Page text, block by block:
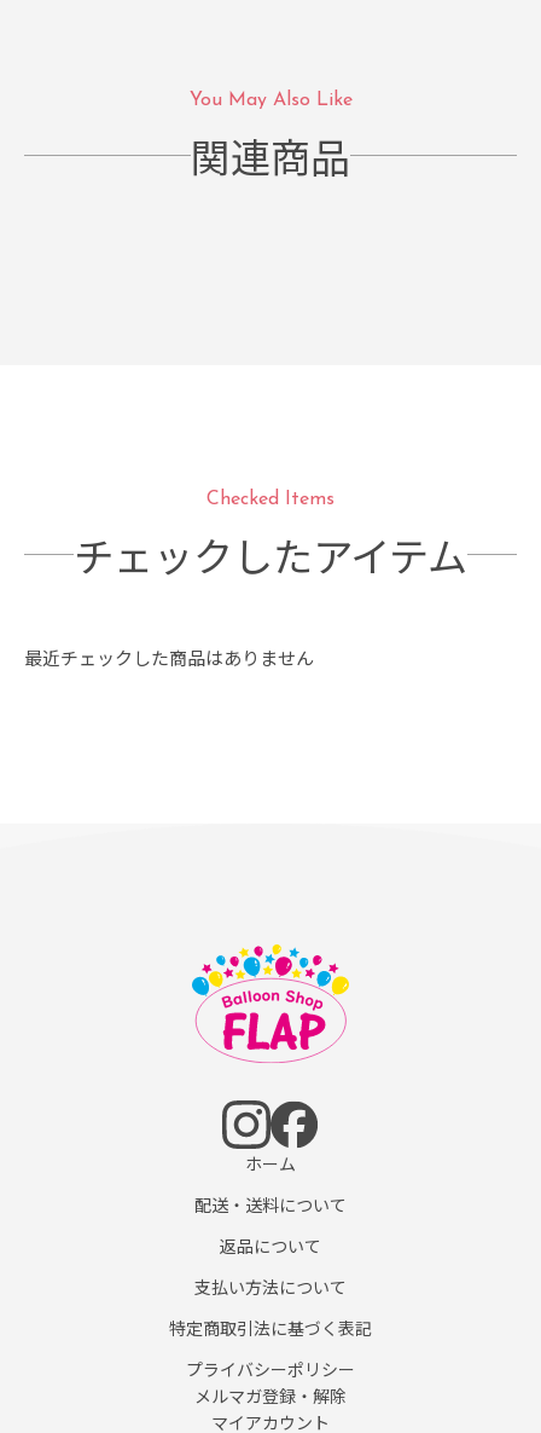
You May Also Like
関連商品
Checked Items
チェックしたアイテム
最近チェックした商品はありません
ホーム
配送・送料について
返品について
支払い方法について
特定商取引法に基づく表記
プライバシーポリシー
メルマガ登録・解除
マイアカウント